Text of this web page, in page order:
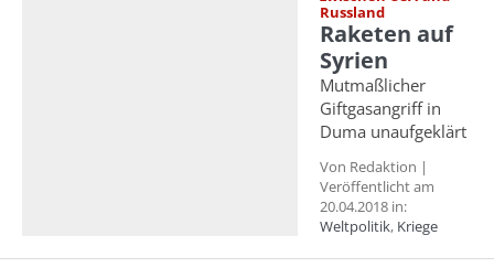
Russland
Raketen auf
Syrien
Mutmaßlicher
Giftgasangriff in
Duma unaufgeklärt
Von Redaktion |
Veröffentlicht am
20.04.2018 in:
Weltpolitik, Kriege